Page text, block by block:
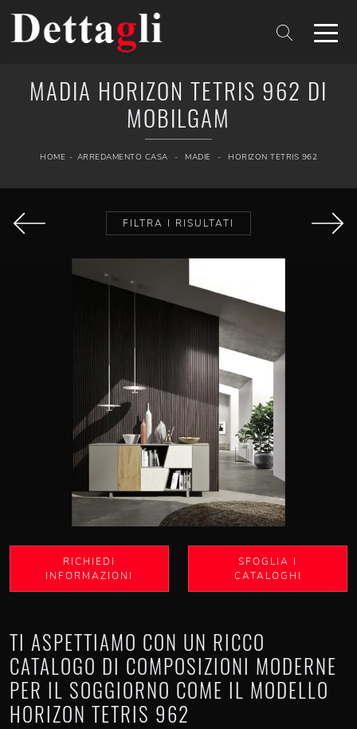
MADIA HORIZON TETRIS 962 DI
MOBILGAM
HOME - ARREDAMENTO CASA - MADIE - HORIZON TETRIS 962
FILTRA I RISULTATI
RICHIEDI
INFORMAZIONI
SFOGLIA I
CATALOGHI
TI ASPETTIAMO CON UN RICCO
CATALOGO DI COMPOSIZIONI MODERNE
PER IL SOGGIORNO COME IL MODELLO
HORIZON TETRIS 962